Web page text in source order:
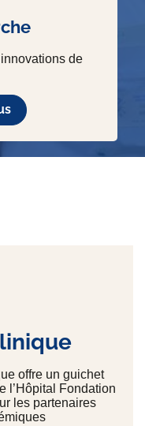
de
offre un guichet
l’Hôpital Fondation
les partenaires